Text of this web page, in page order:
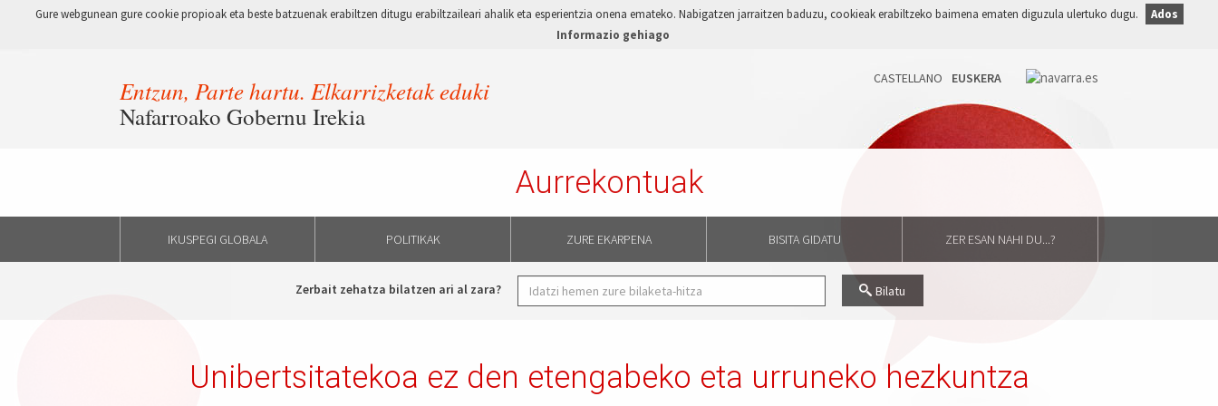
Gure webgunean gure cookie propioak eta beste batzuenak erabiltzen ditugu erabiltzaileari ahalik eta esperientzia onena emateko. Nabigatzen jarraitzen baduzu, cookieak erabiltzeko baimena ematen diguzula ulertuko dugu.
Ados
Informazio gehiago
Entzun, Parte hartu. Elkarrizketak eduki
Nafarroako Gobernu Irekia
Aurrekontuak
IKUSPEGI GLOBALA POLITIKAK ZURE EKARPENA BISITA GIDATU ZER ESAN NAHI DU...?
Zerbait zehatza bilatzen ari al zara? Bilatu
Unibertsitatekoa ez den etengabeko eta urruneko hezkuntza